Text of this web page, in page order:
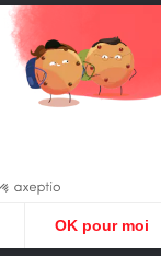
Sciences de
des